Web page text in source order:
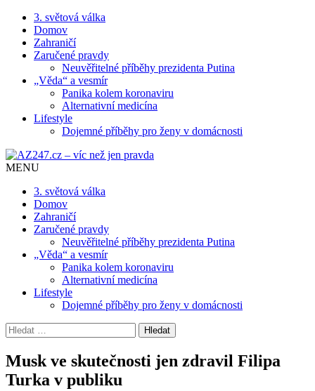
3. světová válka
Domov
Zahraničí
Zaručené pravdy
Neuvěřitelné příběhy prezidenta Putina
„Věda“ a vesmír
Panika kolem koronaviru
Alternativní medicína
Lifestyle
Dojemné příběhy pro ženy v domácnosti
MENU
3. světová válka
Domov
Zahraničí
Zaručené pravdy
Neuvěřitelné příběhy prezidenta Putina
„Věda“ a vesmír
Panika kolem koronaviru
Alternativní medicína
Lifestyle
Dojemné příběhy pro ženy v domácnosti
Vyhledávání
Musk ve skutečnosti jen zdravil Filipa
Turka v publiku